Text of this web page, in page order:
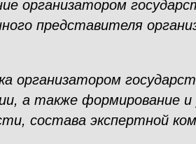
организатором
представителя
организатором
а также формирование
состава экспертной